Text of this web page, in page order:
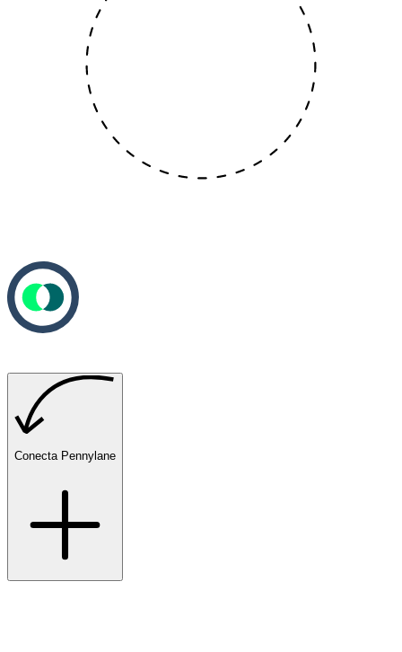
Conecta Pennylane